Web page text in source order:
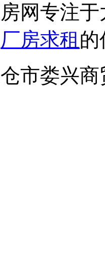
网专注
厂房求租 的
市娄兴